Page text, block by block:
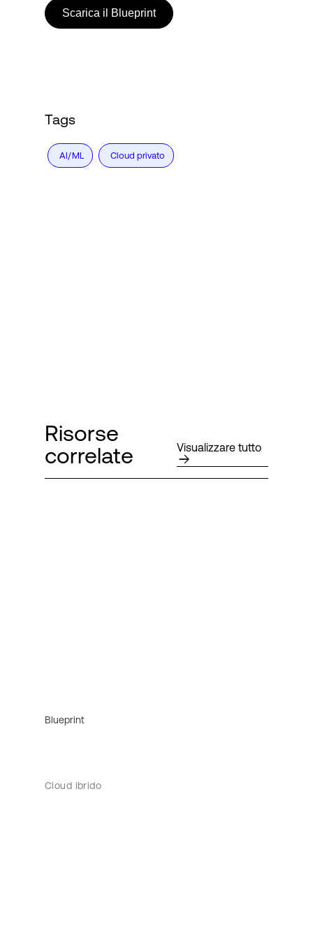
Scarica il Blueprint
Tags
AI/ML Cloud privato
Risorse
correlate
Visualizzare tutto
Blueprint
Cloud ibrido